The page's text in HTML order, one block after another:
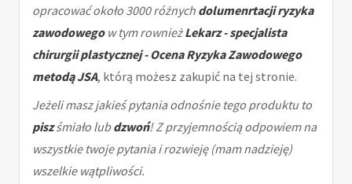
opracować około 3000 różnych dolumenrtacji ryzyka
zawodowegow tym rownieżLekarz - specjalista
chirurgii plastycznej - Ocena Ryzyka Zawodowego
metodą JSA, którą możesz zakupić na tej stronie.
Jeżeli masz jakieś pytania odnośnie tego produktu to
piszśmiało lubdzwoń! Z przyjemnością odpowiem na
wszystkie twoje pytania i rozwieję (mam nadzieję)
wszelkie wątpliwości.